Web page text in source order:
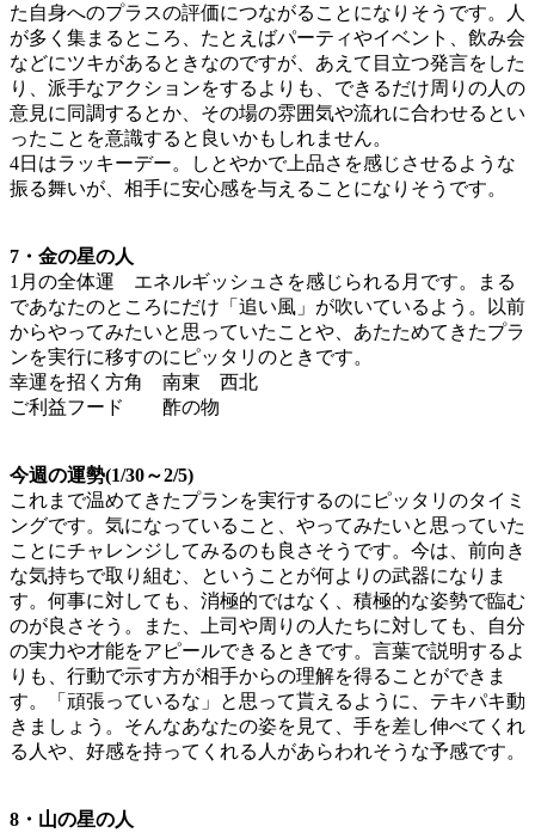
た自身へのプラスの評価につながることになりそうです。人
が多く集まるところ、たとえばパーティやイベント、飲み会
などにツキがあるときなのですが、あえて目立つ発言をした
り、派手なアクションをするよりも、できるだけ周りの人の
意見に同調するとか、その場の雰囲気や流れに合わせるとい
ったことを意識すると良いかもしれません。
4日はラッキーデー。しとやかで上品さを感じさせるような
振る舞いが、相手に安心感を与えることになりそうです。
7・金の星の人
1月の全体運 エネルギッシュさを感じられる月です。まる
であなたのところにだけ「追い風」が吹いているよう。以前
からやってみたいと思っていたことや、あたためてきたプラ
ンを実行に移すのにピッタリのときです。
幸運を招く方角 南東 西北
ご利益フード 酢の物
今週の運勢(1/30～2/5)
これまで温めてきたプランを実行するのにピッタリのタイミ
ングです。気になっていること、やってみたいと思っていた
ことにチャレンジしてみるのも良さそうです。今は、前向き
な気持ちで取り組む、ということが何よりの武器になりま
す。何事に対しても、消極的ではなく、積極的な姿勢で臨む
のが良さそう。また、上司や周りの人たちに対しても、自分
の実力や才能をアピールできるときです。言葉で説明するよ
りも、行動で示す方が相手からの理解を得ることができま
す。「頑張っているな」と思って貰えるように、テキパキ動
きましょう。そんなあなたの姿を見て、手を差し伸べてくれ
る人や、好感を持ってくれる人があらわれそうな予感です。
8・山の星の人